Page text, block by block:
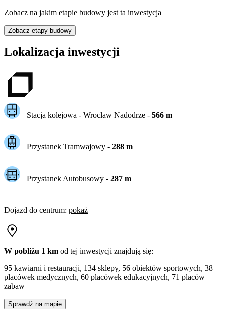
Zobacz na jakim etapie budowy jest ta inwestycja
Zobacz etapy budowy
Lokalizacja inwestycji
Stacja kolejowa - Wrocław Nadodrze- 566m
Przystanek Tramwajowy - 288m
Przystanek Autobusowy - 287m
Dojazd do centrum: pokaż
W pobliżu 1 km od tej inwestycji znajdują się:
95 kawiarni i restauracji, 134 sklepy, 56 obiektów sportowych, 38
placówek medycznych, 60 placówek edukacyjnych, 71 placów
zabaw
Sprawdź na mapie